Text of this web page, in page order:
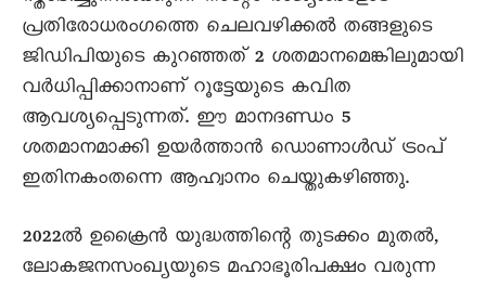
പ്രതിരോധരംഗത്തെ ചെലവഴിക്കൽ തങ്ങളുടെ
ജിഡിപിയുടെ കുറഞ്ഞത് 2 ശതമാനമെങ്കിലുമായി
വർധിപ്പിക്കാനാണ് റൂട്ടേയുടെ കവിത
ആവശ്യപ്പെടുന്നത്. ഈ മാനദണ്ഡം 5
ശതമാനമാക്കി ഉയർത്താൻ ഡൊണാൾഡ് ട്രംപ്
ഇതിനകംതന്നെ ആഹ്വാനം ചെയ്തുകഴിഞ്ഞു.
2022ൽ ഉക്രൈൻ യുദ്ധത്തിന്റെ തുടക്കം മുതൽ,
ലോകജനസംഖ്യയുടെ മഹാഭൂരിപക്ഷം വരുന്ന